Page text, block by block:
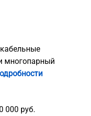
многопарный
000 руб.